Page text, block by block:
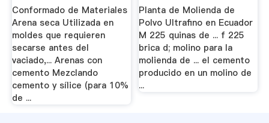
Conformado de Materiales
Arena seca Utilizada en
moldes que requieren
secarse antes del
vaciado,... Arenas con
cemento Mezclando
cemento y sílice (para 10%
de ...
Planta de Molienda de
Polvo Ultrafino en Ecuador
M 225 quinas de ... f 225
brica d; molino para la
molienda de ... el cemento
producido en un molino de
...